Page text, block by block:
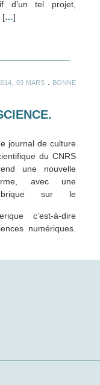
d’un tel projet,
[…]
03 MARS
BONNE
journal de culture
du CNRS
une nouvelle
avec une
sur le
c’est-à-dire
numériques.